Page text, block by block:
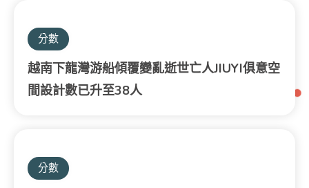
分數
越南下龍灣游船傾覆變亂逝世亡人JIUYI俱意空
間設計數已升至38人
分數